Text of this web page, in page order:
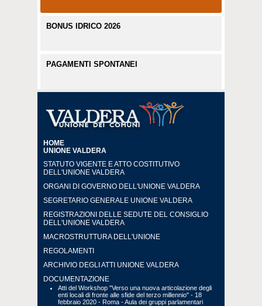
BONUS IDRICO 2026
PAGAMENTI SPONTANEI
HOME
UNIONE VALDERA
STATUTO VIGENTE E ATTO COSTITUTIVO
DELL'UNIONE VALDERA
ORGANI DI GOVERNO DELL'UNIONE VALDERA
SEGRETARIO GENERALE UNIONE VALDERA
REGISTRAZIONI DELLE SEDUTE DEL CONSIGLIO
DELL'UNIONE VALDERA
MACROSTRUTTURA DELL'UNIONE
REGOLAMENTI
ARCHIVIO DEGLI ATTI UNIONE VALDERA
DOCUMENTAZIONE
Atti del Workshop "Verso una nuova articolazione degli
enti locali di fronte alle sfide del terzo millennio" - 18
febbraio 2020 - Roma - Aula dei gruppi parlamentari